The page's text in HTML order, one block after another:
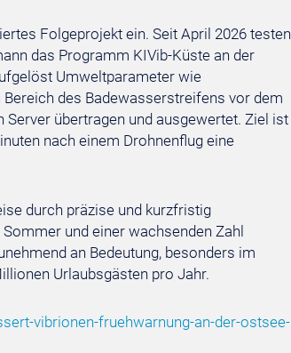
Folgeprojekt ein. Seit April 2026 testen
das Programm KIVib-Küste an der
Umweltparameter wie
des Badewasserstreifens vor dem
übertragen und ausgewertet. Ziel ist
nach einem Drohnenflug eine
durch präzise und kurzfristig
und einer wachsenden Zahl
an Bedeutung, besonders im
Urlaubsgästen pro Jahr.
vibrionen-fruehwarnung-an-der-ostsee-